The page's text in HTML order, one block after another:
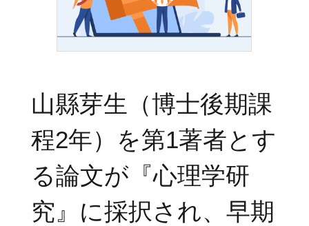
山縣芽生（博士後期課
程2年）を第1著者とす
る論文が『心理学研
究』に採択され、早期